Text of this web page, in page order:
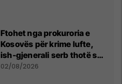
Ftohet nga prokuroria e
Kosovës për krime lufte,
ish-gjenerali serb thotë se
dikush e tradhtoi në
02/08/2026